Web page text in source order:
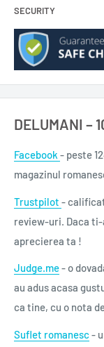
SECURITY
DELUMANI –
Facebook - peste
magazinul
Trustpilot -
review-uri. Daca
aprecierea ta !
Judge.me- o
au adus acasa
ca tine, cu o nota
Suflet romanesc-